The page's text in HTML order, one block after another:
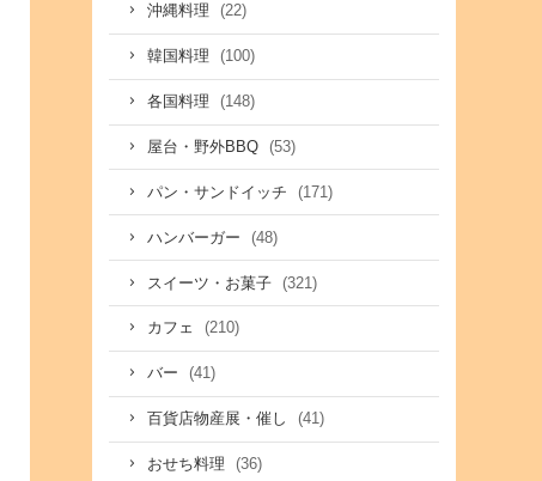
沖縄料理 (22)
韓国料理 (100)
各国料理 (148)
屋台・野外BBQ (53)
パン・サンドイッチ (171)
ハンバーガー (48)
スイーツ・お菓子 (321)
カフェ (210)
バー (41)
百貨店物産展・催し (41)
おせち料理 (36)